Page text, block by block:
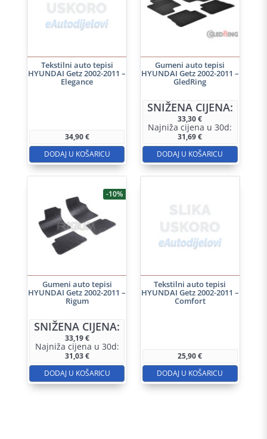
Tekstilni auto tepisi
HYUNDAI Getz 2002-2011 –
Elegance
34,90€
DODAJ U KOŠARICU
Gumeni auto tepisi
HYUNDAI Getz 2002-2011 –
GledRing
SNIŽENA CIJENA:
33,30€
Najniža cijena u 30d:
31,69€
DODAJ U KOŠARICU
-10%
Gumeni auto tepisi
HYUNDAI Getz 2002-2011 –
Rigum
SNIŽENA CIJENA:
33,19€
Najniža cijena u 30d:
31,03€
DODAJ U KOŠARICU
Tekstilni auto tepisi
HYUNDAI Getz 2002-2011 –
Comfort
25,90€
DODAJ U KOŠARICU